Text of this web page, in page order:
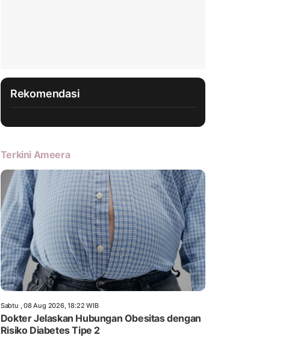
Rekomendasi
Terkini Ameera
Sabtu , 08 Aug 2026, 18:22 WIB
Dokter Jelaskan Hubungan Obesitas dengan
Risiko Diabetes Tipe 2